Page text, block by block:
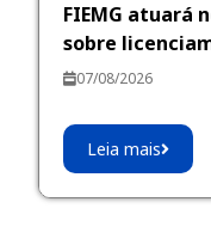
FIEMG atuará
sobre
07/08/2026
Leia mais